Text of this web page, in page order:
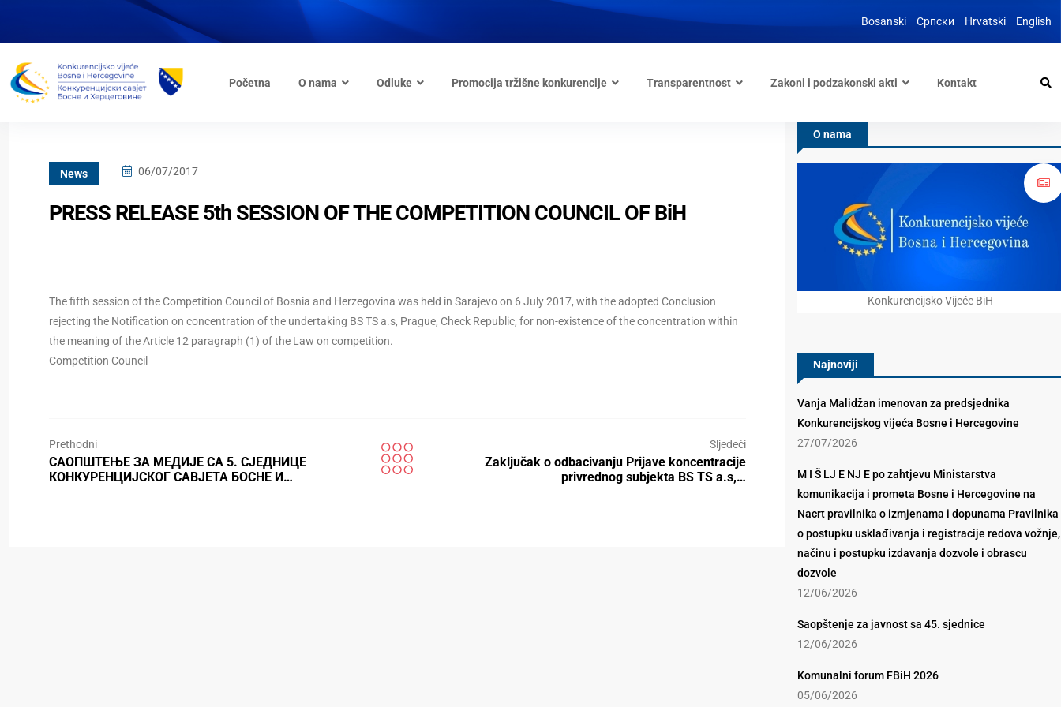
Bosanski Српски Hrvatski English
Početna O nama Odluke Promocija tržišne konkurencije Transparentnost Zakoni i podzakonski akti Kontakt
News 06/07/2017
PRESS RELEASE 5th SESSION OF THE COMPETITION COUNCIL OF BiH
The fifth session of the Competition Council of Bosnia and Herzegovina was held in Sarajevo on 6 July 2017, with the adopted Conclusion
rejecting the Notification on concentration of the undertaking BS TS a.s, Prague, Check Republic, for non-existence of the concentration within
the meaning of the Article 12 paragraph (1) of the Law on competition.
Competition Council
Prethodni
САОПШТЕЊЕ ЗА МЕДИЈЕ СА 5. СЈЕДНИЦЕ
КОНКУРЕНЦИЈСКОГ САВЈЕТА БОСНЕ И…
Sljedeći
Zaključak o odbacivanju Prijave koncentracije
privrednog subjekta BS TS a.s,…
O nama
Konkurencijsko Vijeće BiH
Najnoviji
Vanja Malidžan imenovan za predsjednika
Konkurencijskog vijeća Bosne i Hercegovine
27/07/2026
M I Š LJ E NJ E po zahtjevu Ministarstva
komunikacija i prometa Bosne i Hercegovine na
Nacrt pravilnika o izmjenama i dopunama Pravilnika
o postupku usklađivanja i registracije redova vožnje,
načinu i postupku izdavanja dozvole i obrascu
dozvole
12/06/2026
Saopštenje za javnost sa 45. sjednice
12/06/2026
Komunalni forum FBiH 2026
05/06/2026